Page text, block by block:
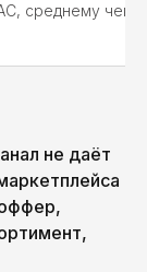
среднему
не даёт